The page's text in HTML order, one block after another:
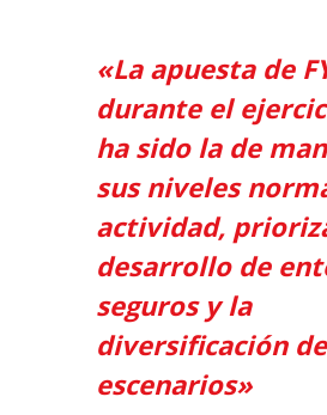
«La apuesta de
durante el
ha sido la de
sus niveles
actividad,
desarrollo de
seguros y la
diversificación de
escenarios»